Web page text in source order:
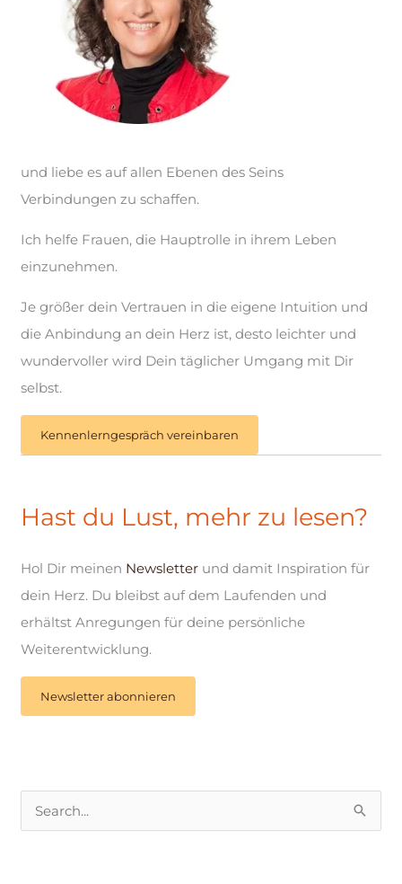
und liebe es auf allen Ebenen des Seins
Verbindungen zu schaffen.
Ich helfe Frauen, die Hauptrolle in ihrem Leben
einzunehmen.
Je größer dein Vertrauen in die eigene Intuition und
die Anbindung an dein Herz ist, desto leichter und
wundervoller wird Dein täglicher Umgang mit Dir
selbst.
Kennenlerngespräch vereinbaren
Hast du Lust, mehr zu lesen?
Hol Dir meinen Newsletter und damit Inspiration für
dein Herz. Du bleibst auf dem Laufenden und
erhältst Anregungen für deine persönliche
Weiterentwicklung.
Newsletter abonnieren